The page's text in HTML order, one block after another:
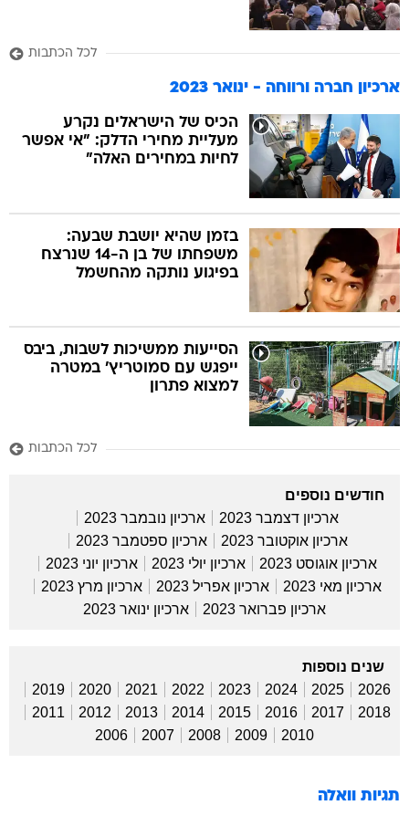
לכל הכתבות
ארכיון חברה ורווחה - ינואר 2023
הכיס של הישראלים נקרע
מעליית מחירי הדלק: "אי אפשר
לחיות במחירים האלה"
בזמן שהיא יושבת שבעה:
משפחתו של בן ה-14 שנרצח
בפיגוע נותקה מהחשמל
הסייעות ממשיכות לשבות, ביבס
ייפגש עם סמוטריץ' במטרה
למצוא פתרון
לכל הכתבות
חודשים נוספים
ארכיון דצמבר 2023
ארכיון נובמבר 2023
ארכיון אוקטובר 2023
ארכיון ספטמבר 2023
ארכיון אוגוסט 2023
ארכיון יולי 2023
ארכיון יוני 2023
ארכיון מאי 2023
ארכיון אפריל 2023
ארכיון מרץ 2023
ארכיון פברואר 2023
ארכיון ינואר 2023
שנים נוספות
2026
2025
2024
2023
2022
2021
2020
2019
2018
2017
2016
2015
2014
2013
2012
2011
2010
2009
2008
2007
2006
תגיות וואלה